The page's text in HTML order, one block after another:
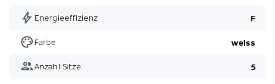
polarweiss uni
Pack AMG Line Premium
Ausstattung AMG Line
Energieeffizienz F
Farbe weiss
Anzahl Sitze 5